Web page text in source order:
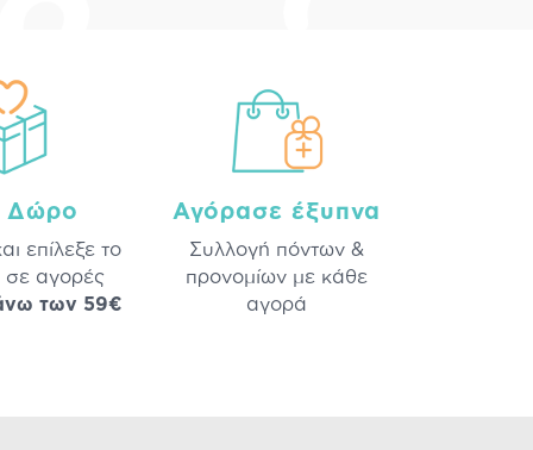
Δώρο
επίλεξε το
αγορές
των 59€
Αγόρασε έξυπνα
Συλλογή πόντων &
προνομίων με κάθε
αγορά